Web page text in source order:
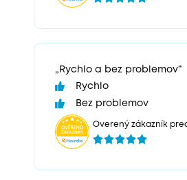
„Rychlo a bez problemov“
Rychlo
Bez problemov
Overený zákazník